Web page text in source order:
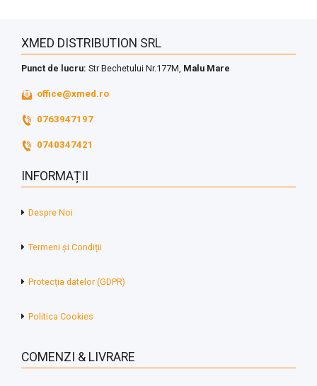
XMED DISTRIBUTION SRL
Punct de lucru: Str Bechetului Nr.177M, Malu Mare
office@xmed.ro
0763947197
0740347421
INFORMAȚII
Despre Noi
Termeni și Condiții
Protecția datelor (GDPR)
Politica Cookies
COMENZI & LIVRARE